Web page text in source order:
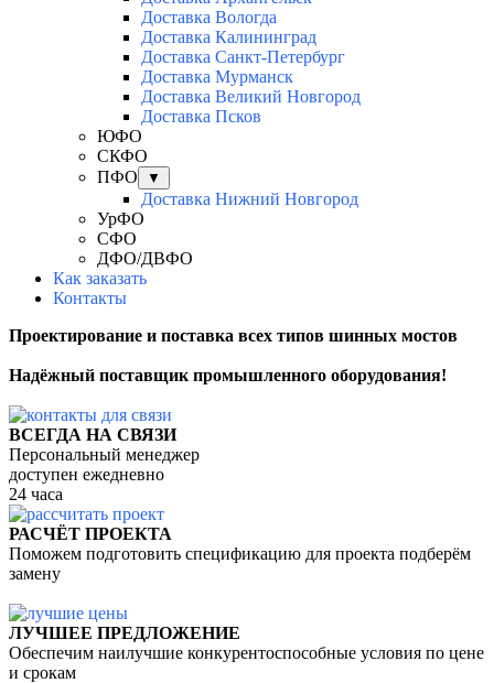
Доставка Вологда
Доставка Калининград
Доставка Санкт-Петербург
Доставка Мурманск
Доставка Великий Новгород
Доставка Псков
ЮФО
СКФО
ПФО
▼
Доставка Нижний Новгород
УрФО
СФО
ДФО/ДВФО
Как заказать
Контакты
Проектирование и поставка всех типов шинных мостов
Надёжный поставщик промышленного оборудования!
ВСЕГДА НА СВЯЗИ
Персональный менеджер
доступен ежедневно
24 часа
РАСЧЁТ ПРОЕКТА
Поможем подготовить спецификацию для проекта подберём
замену
ЛУЧШЕЕ ПРЕДЛОЖЕНИЕ
Обеспечим наилучшие конкурентоспособные условия по цене
и срокам